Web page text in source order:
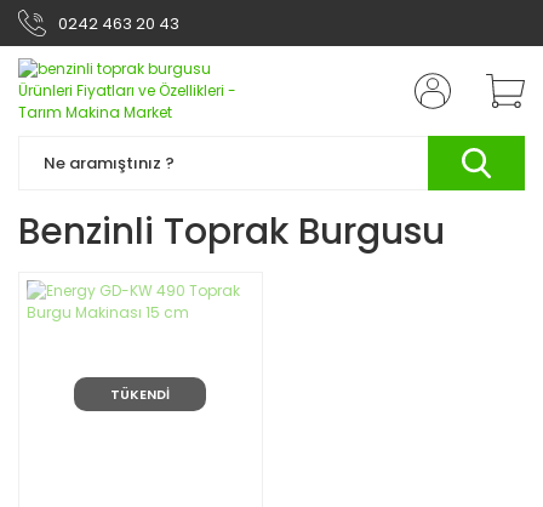
0242 463 20 43
Benzinli Toprak Burgusu
TÜKENDİ